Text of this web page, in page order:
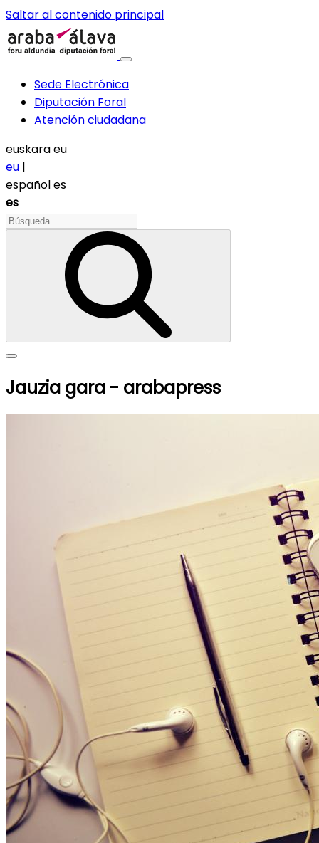
Saltar al contenido principal
Sede Electrónica
Diputación Foral
Atención ciudadana
euskaraeu
eu |
españoles
es
Jauzia gara - arabapress